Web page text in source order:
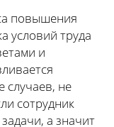
повышения
условий труда
и
случаев, не
сотрудник
а значит